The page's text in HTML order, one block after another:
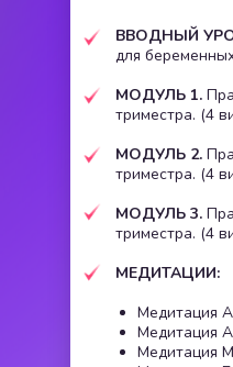
ВВОДНЫЙ
для
МОДУЛЬ 1.
триместра. (4
МОДУЛЬ 2.
триместра. (4
МОДУЛЬ 3.
триместра. (4
МЕДИТАЦИИ:
Медитация
Медитация
Медитация